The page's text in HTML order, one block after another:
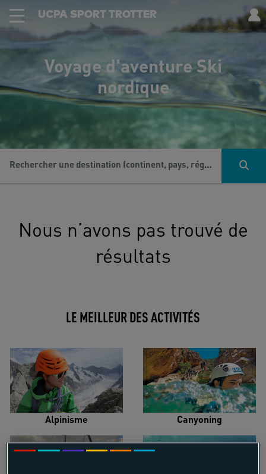
UCPA SPORT TROTTER
Voyage d'aventure Ski
nordique
Rechercher une destination (continent, pays, région...), une activité...
Nous n’avons pas trouvé de
résultats
LE MEILLEUR DES ACTIVITÉS
Alpinisme Canyoning